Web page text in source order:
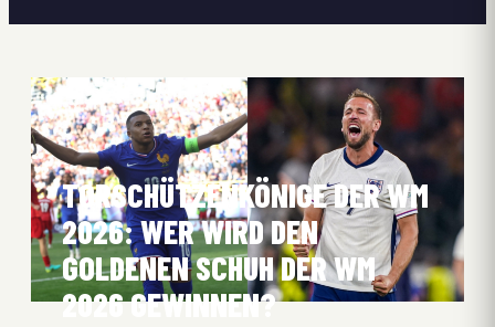
TORSCHÜTZENKÖNIGE DER WM
2026: WER WIRD DEN
GOLDENEN SCHUH DER WM
2026 GEWINNEN?